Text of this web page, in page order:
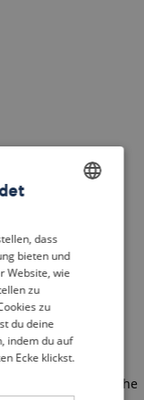
occurred
(see the
DUTCH
FRENCH
GERMAN
dass
bieten und
Website, wie
zu
zu
du deine
indem du auf
Ecke klickst.